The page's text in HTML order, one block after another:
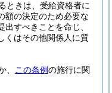
ときは、受給資格者に
額の決定のため必要な
すべきことを命じ、
くはその他関係人に質
、 この条例の施行に関